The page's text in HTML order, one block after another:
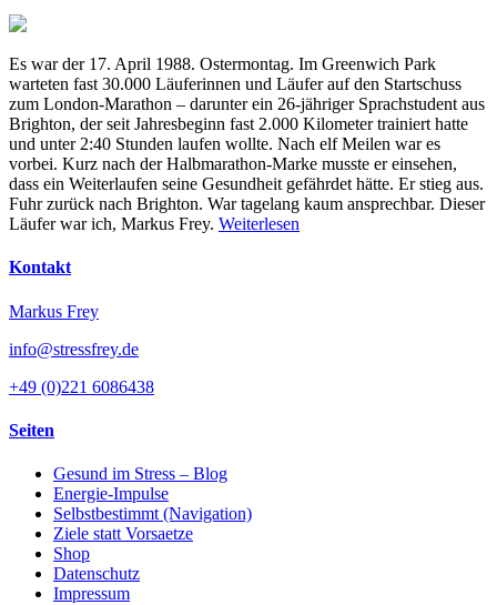
Es war der 17. April 1988. Ostermontag. Im Greenwich Park
warteten fast 30.000 Läuferinnen und Läufer auf den Startschuss
zum London-Marathon – darunter ein 26-jähriger Sprachstudent aus
Brighton, der seit Jahresbeginn fast 2.000 Kilometer trainiert hatte
und unter 2:40 Stunden laufen wollte. Nach elf Meilen war es
vorbei. Kurz nach der Halbmarathon-Marke musste er einsehen,
dass ein Weiterlaufen seine Gesundheit gefährdet hätte. Er stieg aus.
Fuhr zurück nach Brighton. War tagelang kaum ansprechbar. Dieser
Läufer war ich, Markus Frey. Weiterlesen
Kontakt
Markus Frey
info@stressfrey.de
+49 (0)221 6086438
Seiten
Gesund im Stress – Blog
Energie-Impulse
Selbstbestimmt (Navigation)
Ziele statt Vorsaetze
Shop
Datenschutz
Impressum